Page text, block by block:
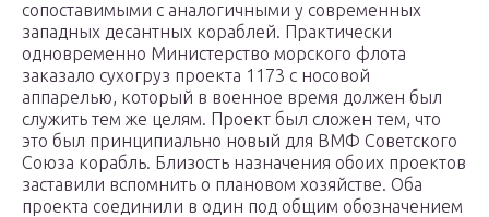
сопоставимыми с аналогичными у современных
западных десантных кораблей. Практически
одновременно Министерство морского флота
заказало сухогруз проекта 1173 с носовой
аппарелью, который в военное время должен был
служить тем же целям. Проект был сложен тем, что
это был принципиально новый для ВМФ Советского
Союза корабль. Близость назначения обоих проектов
заставили вспомнить о плановом хозяйстве. Оба
проекта соединили в один под общим обозначением